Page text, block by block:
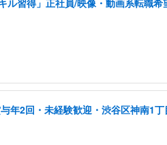
年2回・未経験歓迎・渋谷区神南1丁